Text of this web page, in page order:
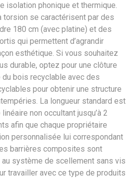
isolation phonique et thermique.
se caractérisent par des
180 cm (avec platine) et des
qui permettent d’agrandir
esthétique. Si vous souhaitez
durable, optez pour une clôture
bois recyclable avec des
pour obtenir une structure
La longueur standard est
non occultant jusqu’à 2
afin que chaque propriétaire
personnalisée lui correspondant
barrières composites sont
système de scellement sans vis
travailler avec ce type de produits